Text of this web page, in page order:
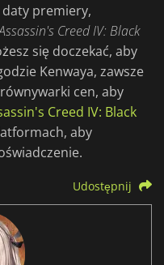
premiery,
Creed IV: Black
się doczekać, aby
Kenwaya, zawsze
cen, aby
Creed IV: Black
aby
Udostępnij